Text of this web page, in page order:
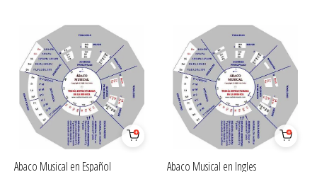
Abaco Musical en Español
Abaco Musical en Ingles